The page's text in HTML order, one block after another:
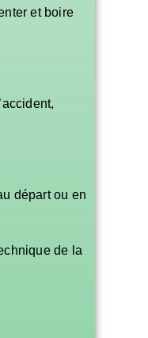
et boire
départ ou en
de la